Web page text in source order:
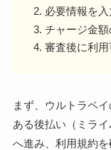
必要情報を
チャージ金
審査後に利
まず、ウルトラペ
ある後払い（ミラ
へ進み、利用規約を